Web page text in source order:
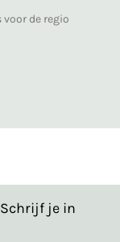
voor de regio
Schrijf je in